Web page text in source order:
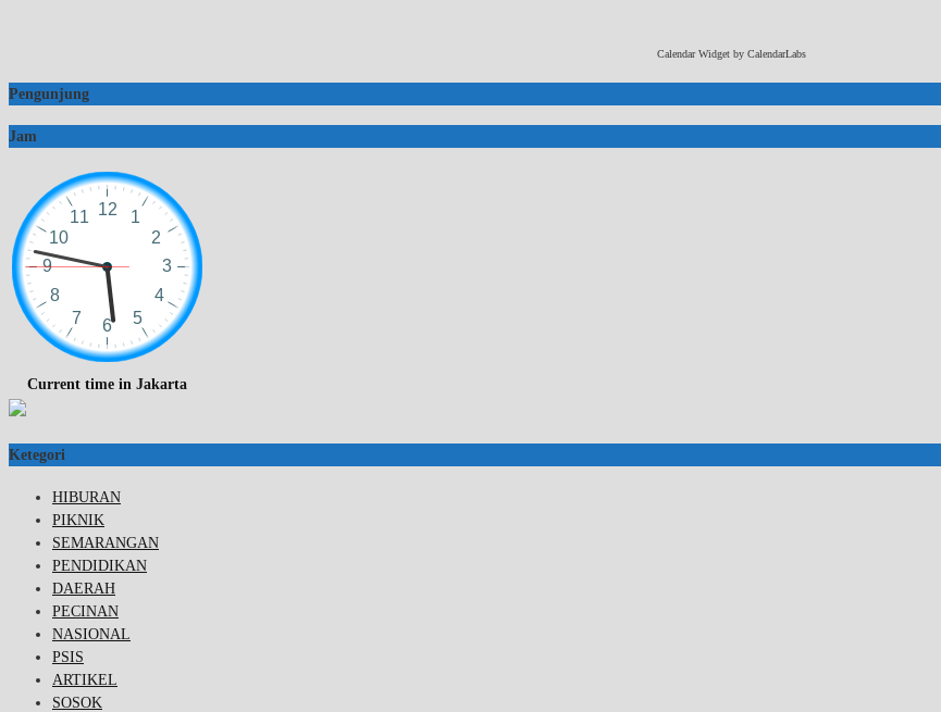
Calendar Widget by CalendarLabs
Pengunjung
Jam
Current time in Jakarta
Ketegori
HIBURAN
PIKNIK
SEMARANGAN
PENDIDIKAN
DAERAH
PECINAN
NASIONAL
PSIS
ARTIKEL
SOSOK